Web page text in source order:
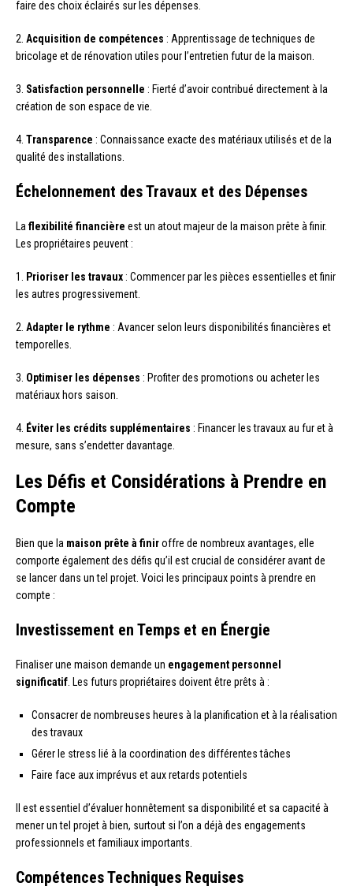
faire des choix éclairés sur les dépenses.
2. Acquisition de compétences : Apprentissage de techniques de
bricolage et de rénovation utiles pour l’entretien futur de la maison.
3. Satisfaction personnelle : Fierté d’avoir contribué directement à la
création de son espace de vie.
4. Transparence : Connaissance exacte des matériaux utilisés et de la
qualité des installations.
Échelonnement des Travaux et des Dépenses
La flexibilité financière est un atout majeur de la maison prête à finir.
Les propriétaires peuvent :
1. Prioriser les travaux : Commencer par les pièces essentielles et finir
les autres progressivement.
2. Adapter le rythme : Avancer selon leurs disponibilités financières et
temporelles.
3. Optimiser les dépenses : Profiter des promotions ou acheter les
matériaux hors saison.
4. Éviter les crédits supplémentaires : Financer les travaux au fur et à
mesure, sans s’endetter davantage.
Les Défis et Considérations à Prendre en
Compte
Bien que la maison prête à finiroffre de nombreux avantages, elle
comporte également des défis qu’il est crucial de considérer avant de
se lancer dans un tel projet. Voici les principaux points à prendre en
compte :
Investissement en Temps et en Énergie
Finaliser une maison demande un engagement personnel
significatif . Les futurs propriétaires doivent être prêts à :
Consacrer de nombreuses heures à la planification et à la réalisation
des travaux
Gérer le stress lié à la coordination des différentes tâches
Faire face aux imprévus et aux retards potentiels
Il est essentiel d’évaluer honnêtement sa disponibilité et sa capacité à
mener un tel projet à bien, surtout si l’on a déjà des engagements
professionnels et familiaux importants.
Compétences Techniques Requises